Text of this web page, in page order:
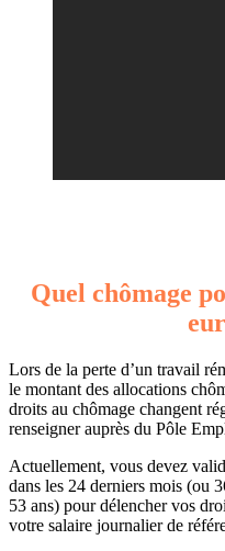
Quel chômage
Lors de la perte d’un travail
le montant des allocations
droits au chômage changent
renseigner auprès du Pôle
Actuellement, vous devez
dans les 24 derniers mois (ou
53 ans) pour délencher vos
votre salaire journalier de